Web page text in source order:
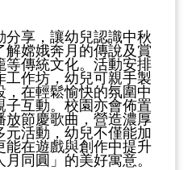
分享，讓幼兒認識中秋
解嫦娥奔月的傳說及賞
等傳統文化。活動安排
工作坊，幼兒可親手製
，在輕鬆愉快的氛圍中
子互動。校園亦會佈置
放節慶歌曲，營造濃厚
元活動，幼兒不僅能加
能在遊戲與創作中提升
同圓」的美好寓意。